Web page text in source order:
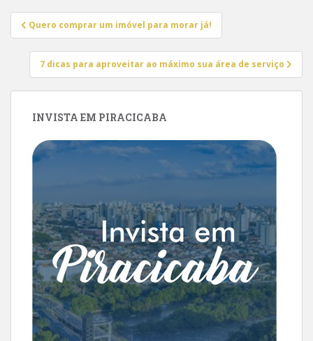
Navegação
de
Post
Quero comprar um imóvel para morar já!
7 dicas para aproveitar ao máximo sua área de serviço
INVISTA EM PIRACICABA